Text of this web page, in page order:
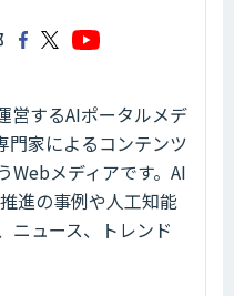
営するAIポータルメデ
門家によるコンテンツ
Webメディアです。AI
進の事例や人工知能
ニュース、トレンド